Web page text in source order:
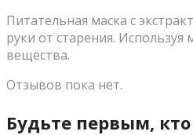
Питательная маска с
руки от старения.
вещества.
Отзывов пока нет.
Будьте первым,